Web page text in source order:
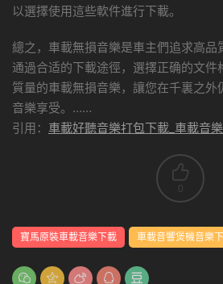
以選擇使用這些軟件進行下載。
總之，車載無損音樂是車主們追求高品
通過合适的下載途徑，選擇正确的文件
質量的車載無損音樂，讓您在千裏之外
音樂享受。……
引用： 車載好聽音樂打包下載_車載音
0
寶馬原裝車載音樂下載 車載音響煲機音樂